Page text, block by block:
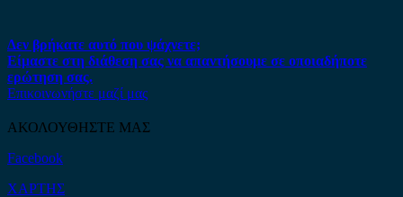
Δεν βρήκατε αυτό που ψάχνετε;
Είμαστε στη διάθεση σας να απαντήσουμε σε οποιαδήποτε
ερώτηση σας.
Επικοινωνήστε μαζί μας
ΑΚΟΛΟΥΘΗΣΤΕ ΜΑΣ
Facebook
ΧΑΡΤΗΣ